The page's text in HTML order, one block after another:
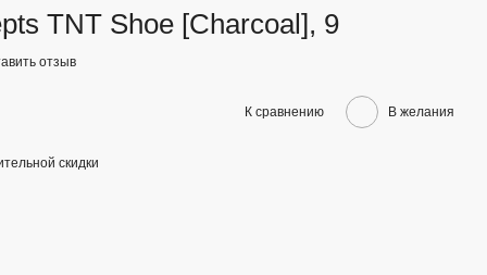
TNT Shoe [Charcoal], 9
отзыв
К сравнению В желания
скидки